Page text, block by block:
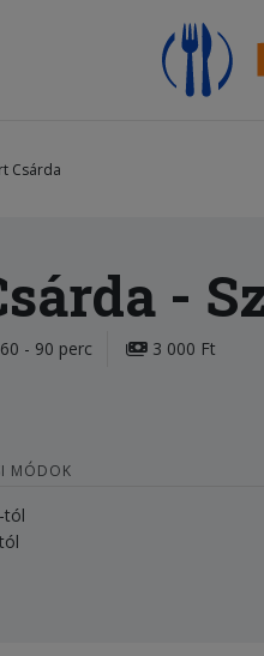
Csárda
-
60 - 90 perc 3 000 Ft
MÓDOK
-tól